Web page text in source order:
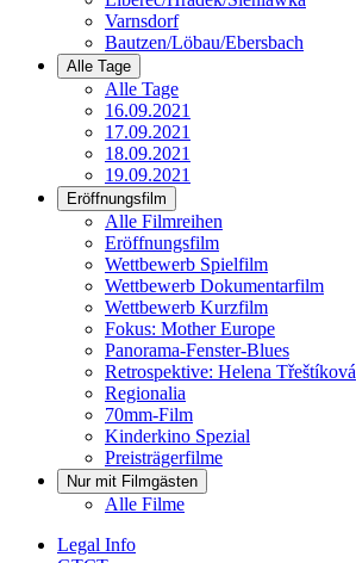
Varnsdorf
Bautzen/Löbau/Ebersbach
Alle Tage
Alle Tage
16.09.2021
17.09.2021
18.09.2021
19.09.2021
Eröffnungsfilm
Alle Filmreihen
Eröffnungsfilm
Wettbewerb Spielfilm
Wettbewerb Dokumentarfilm
Wettbewerb Kurzfilm
Fokus: Mother Europe
Panorama-Fenster-Blues
Retrospektive: Helena Třeštíková
Regionalia
70mm-Film
Kinderkino Spezial
Preisträgerfilme
Nur mit Filmgästen
Alle Filme
Legal Info